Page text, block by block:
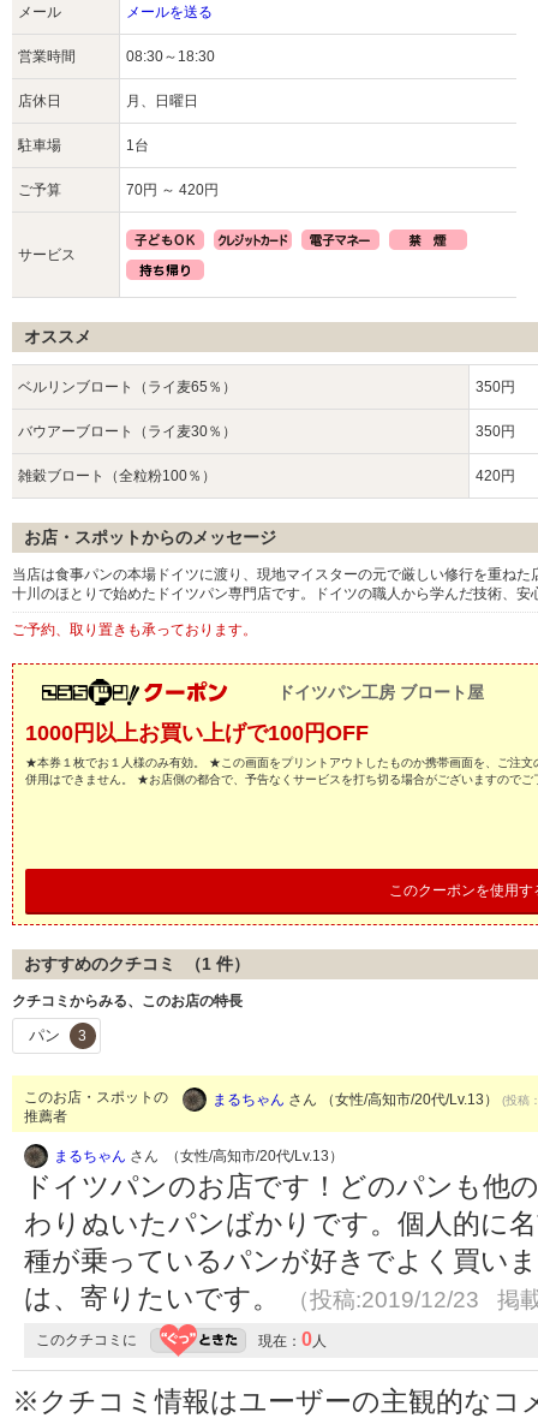
メール メールを送る
営業時間 08:30～18:30
店休日 月、日曜日
駐車場 1台
ご予算 70円 ～ 420円
サービス
オススメ
ベルリンブロート（ライ麦65％） 350円
バウアーブロート（ライ麦30％） 350円
雑穀ブロート（全粒粉100％） 420円
お店・スポットからのメッセージ
当店は食事パンの本場ドイツに渡り、現地マイスターの元で厳しい修行を重ね
十川のほとりで始めたドイツパン専門店です。ドイツの職人から学んだ技術、
ご予約、取り置きも承っております。
ドイツパン工房 ブロート屋
1000円以上お買い上げで100円OFF
★本券１枚でお１人様のみ有効。 ★この画面をプリントアウトしたものか携帯画面を、ご注
併用はできません。 ★お店側の都合で、予告なくサービスを打ち切る場合がございますのでご
このクーポンを使用す
おすすめのクチコミ （1 件）
クチコミからみる、このお店の特長
パン 3
このお店・スポットの
推薦者
まるちゃん さん （女性/高知市/20代/Lv.13） (投稿
まるちゃん さん （女性/高知市/20代/Lv.13）
ドイツパンのお店です！どのパンも他
わりぬいたパンばかりです。個人的に
種が乗っているパンが好きでよく買い
は、寄りたいです。
（投稿:2019/12/23 掲
このクチコミに 現在： 0 人
※クチコミ情報はユーザーの主観的なコ